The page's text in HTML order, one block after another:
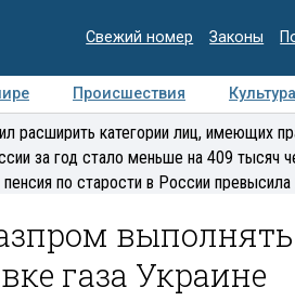
Свежий номер Законы
Происшествия Культура
Медиацентр Интервью
расширить категории лиц, имеющих
за год стало меньше на 409 тысяч
по старости в России
выполнять
газа Украине